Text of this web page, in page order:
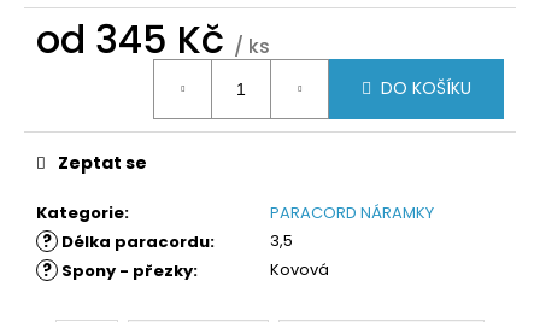
od 345 Kč / ks
DO KOŠÍKU
Kategorie: PARACORD NÁRAMKY
? Délka paracordu: 3,5
? Spony - přezky: Kovová
Zeptat se